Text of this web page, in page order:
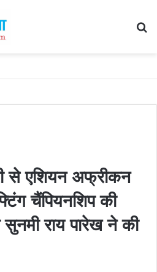
से एशियन अफ्रीकन
चैंपियनशिप की
सुनमी राय पारेख ने की